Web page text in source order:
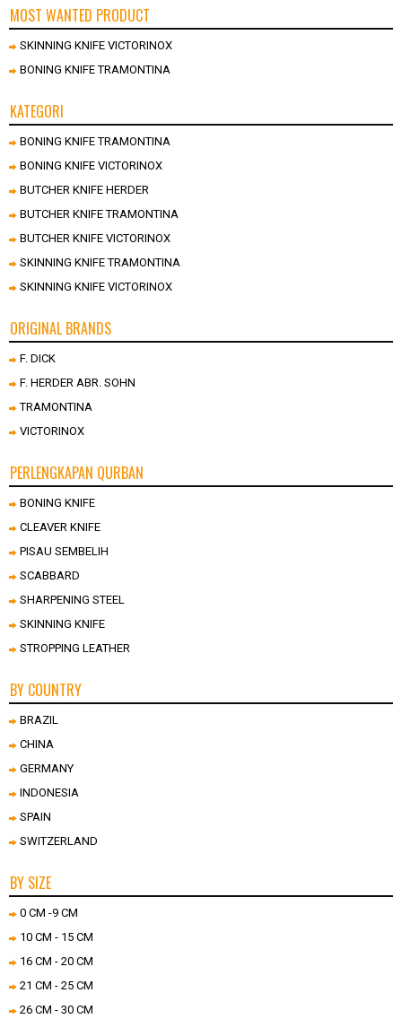
MOST WANTED PRODUCT
SKINNING KNIFE VICTORINOX
BONING KNIFE TRAMONTINA
KATEGORI
BONING KNIFE TRAMONTINA
BONING KNIFE VICTORINOX
BUTCHER KNIFE HERDER
BUTCHER KNIFE TRAMONTINA
BUTCHER KNIFE VICTORINOX
SKINNING KNIFE TRAMONTINA
SKINNING KNIFE VICTORINOX
ORIGINAL BRANDS
F. DICK
F. HERDER ABR. SOHN
TRAMONTINA
VICTORINOX
PERLENGKAPAN QURBAN
BONING KNIFE
CLEAVER KNIFE
PISAU SEMBELIH
SCABBARD
SHARPENING STEEL
SKINNING KNIFE
STROPPING LEATHER
BY COUNTRY
BRAZIL
CHINA
GERMANY
INDONESIA
SPAIN
SWITZERLAND
BY SIZE
0 CM -9 CM
10 CM - 15 CM
16 CM - 20 CM
21 CM - 25 CM
26 CM - 30 CM